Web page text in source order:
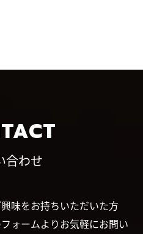
合わせ
味をお持ちいただいた方
ォームよりお気軽にお問い